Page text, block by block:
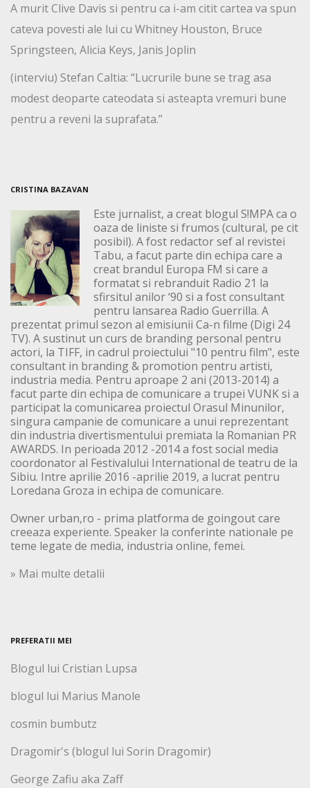
A murit Clive Davis si pentru ca i-am citit cartea va spun
cateva povesti ale lui cu Whitney Houston, Bruce
Springsteen, Alicia Keys, Janis Joplin
(interviu) Stefan Caltia: “Lucrurile bune se trag asa
modest deoparte cateodata si asteapta vremuri bune
pentru a reveni la suprafata.”
CRISTINA BAZAVAN
Este jurnalist, a creat blogul S!MPA ca o
oaza de liniste si frumos (cultural, pe cit
posibil). A fost redactor sef al revistei
Tabu, a facut parte din echipa care a
creat brandul Europa FM si care a
formatat si rebranduit Radio 21 la
sfirsitul anilor ‘90 si a fost consultant
pentru lansarea Radio Guerrilla. A
prezentat primul sezon al emisiunii Ca-n filme (Digi 24
TV). A sustinut un curs de branding personal pentru
actori, la TIFF, in cadrul proiectului "10 pentru film", este
consultant in branding & promotion pentru artisti,
industria media. Pentru aproape 2 ani (2013-2014) a
facut parte din echipa de comunicare a trupei VUNK si a
participat la comunicarea proiectul Orasul Minunilor,
singura campanie de comunicare a unui reprezentant
din industria divertismentului premiata la Romanian PR
AWARDS. In perioada 2012 -2014 a fost social media
coordonator al Festivalului International de teatru de la
Sibiu. Intre aprilie 2016 -aprilie 2019, a lucrat pentru
Loredana Groza in echipa de comunicare.
Owner urban,ro - prima platforma de goingout care
creeaza experiente. Speaker la conferinte nationale pe
teme legate de media, industria online, femei.
» Mai multe detalii
PREFERATII MEI
Blogul lui Cristian Lupsa
blogul lui Marius Manole
cosmin bumbutz
Dragomir's (blogul lui Sorin Dragomir)
George Zafiu aka Zaff